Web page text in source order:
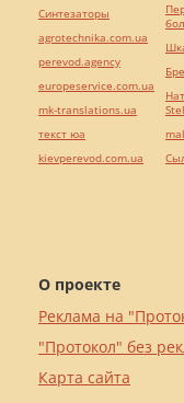
О проекте
Реклама на
"Протокол" без
Карта сайта
Синтезаторы
agrotechnika.com.ua
perevod.agency
europeservice.com.ua
mk-translations.ua
текст юа
kievperevod.com.ua